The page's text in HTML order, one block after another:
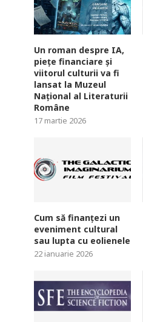
Un roman despre IA,
piețe financiare și
viitorul culturii va fi
lansat la Muzeul
Național al Literaturii
Române
17 martie 2026
Cum să finanțezi un
eveniment cultural
sau lupta cu eolienele
22 ianuarie 2026